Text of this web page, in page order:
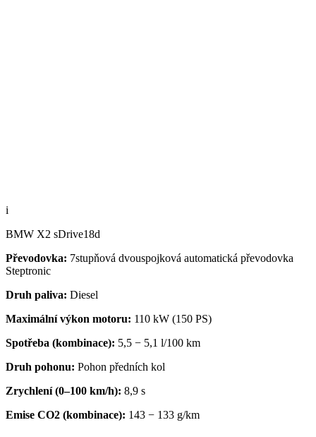
i
BMW X2 sDrive18d
Převodovka: 7stupňová dvouspojková automatická převodovka
Steptronic
Druh paliva: Diesel
Maximální výkon motoru: 110 kW (150 PS)
Spotřeba (kombinace): 5,5 − 5,1 l/100 km
Druh pohonu: Pohon předních kol
Zrychlení (0–100 km/h): 8,9 s
Emise CO2 (kombinace): 143 − 133 g/km